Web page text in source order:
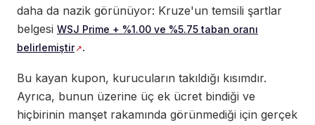
daha da nazik görünüyor: Kruze'un temsili şartlar
belgesi WSJ Prime + %1.00 ve %5.75 taban oranı
belirlemiştir
.
Bu kayan kupon, kurucuların takıldığı kısımdır.
Ayrıca, bunun üzerine üç ek ücret bindiği ve
hiçbirinin manşet rakamında görünmediği için gerçek